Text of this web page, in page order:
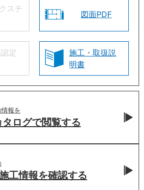
スチ
図面PDF
定
施工・取扱説
明書
情報を
ログで閲覧する
工情報を確認する